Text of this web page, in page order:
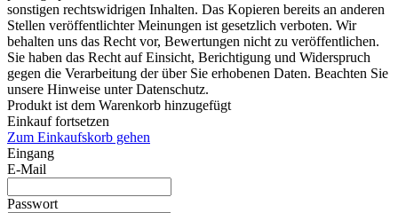
sonstigen rechtswidrigen Inhalten. Das Kopieren bereits an anderen
Stellen veröffentlichter Meinungen ist gesetzlich verboten. Wir
behalten uns das Recht vor, Bewertungen nicht zu veröffentlichen.
Sie haben das Recht auf Einsicht, Berichtigung und Widerspruch
gegen die Verarbeitung der über Sie erhobenen Daten. Beachten Sie
unsere Hinweise unter Datenschutz.
Produkt ist dem Warenkorb hinzugefügt
Einkauf fortsetzen
Zum Einkaufskorb gehen
Eingang
E-Mail
Passwort